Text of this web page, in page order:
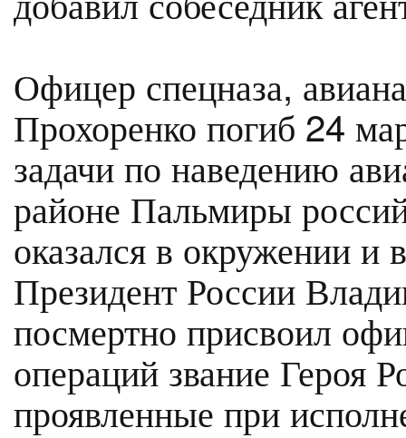
Офицер спецназа,
Прохоренко погиб 24
задачи по наведению
районе Пальмиры
оказался в окружении и
Президент России
посмертно присвоил
операций звание Героя
проявленные при